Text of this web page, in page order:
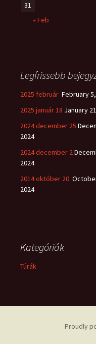
31
« Feb
Legfrissebb
2025 február February
2025 január 18 January
2024 december 25
2024
2024 december 2
2024
2014 október 20
2024
Kategóriák
Túrák
Proudly